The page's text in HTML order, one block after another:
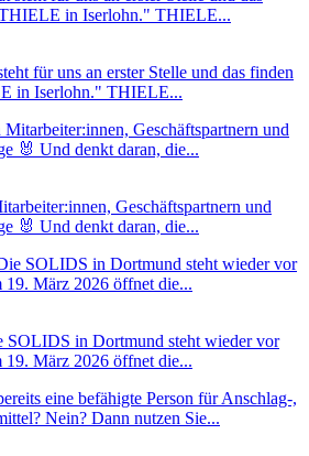
für uns an erster Stelle und das finden
in Iserlohn." THIELE...
Geschäftspartnern und
🐰 Und denkt daran, die...
SOLIDS in Dortmund steht wieder vor
19. März 2026 öffnet die...